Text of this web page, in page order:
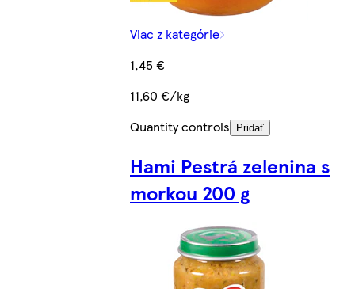
Viac z kategórie
1,45 €
11,60 €/kg
Quantity controls
Pridať
Hami Pestrá zelenina s
morkou 200 g